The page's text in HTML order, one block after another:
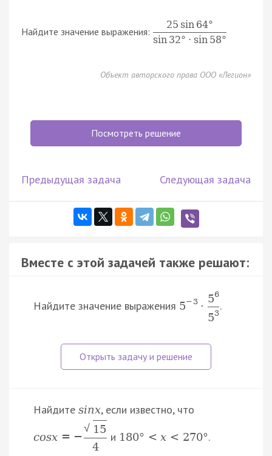
Найдите значение выражения:
25 sin 64°
sin 32° ⋅ sin 58°
Объект авторского права ООО «Легион»
Посмотреть решение
Предыдущая задача Следующая задача
Вместе с этой задачей также решают:
Найдите значение выражения 5− 3 ·
56
53
.
Найдите sinx, если известно, что
cosx = −
√ 15
4
и 180° < x < 270°.